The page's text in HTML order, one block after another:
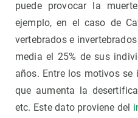
puede provocar la
ejemplo, en el caso de
vertebrados e
media el 25% de sus
años. Entre los motivos
que aumenta la
etc. Este dato proviene del